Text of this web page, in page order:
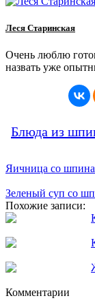
Леся Старинская
Очень люблю
назвать уже
Блюда из
Яичница со
Зеленый суп со
Похожие записи:
Комментарии